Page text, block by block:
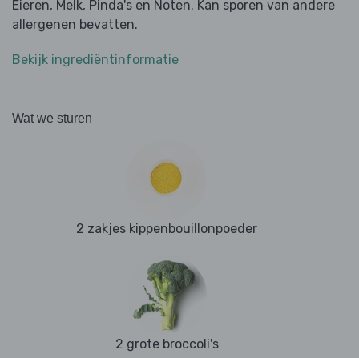
Eieren, Melk, Pinda's en Noten. Kan sporen van andere
allergenen bevatten.
Bekijk ingrediëntinformatie
Wat we sturen
2 zakjes kippenbouillonpoeder
2 grote broccoli's